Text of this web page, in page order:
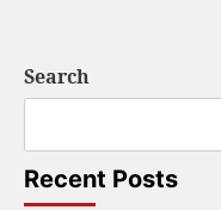
Search
Recent Posts